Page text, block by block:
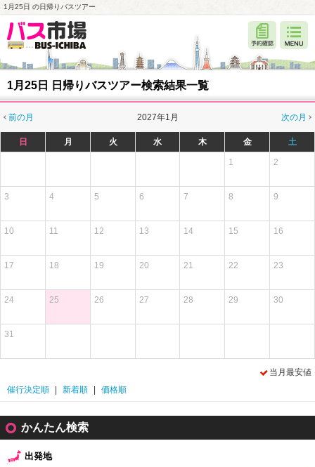
1月25日 の日帰りバスツアー
1月25日 日帰りバスツアー検索結果一覧
前の月 次の月
2027年1月
日 月 火 水 木 金 土
1 2
3 4 5 6 7 8 9
10 11 12 13 14 15 16
17 18 19 20 21 22 23
24 25 26 27 28 29 30
31
当月最安値
催行決定順
新着順 価格順
かんたん検索
出発地